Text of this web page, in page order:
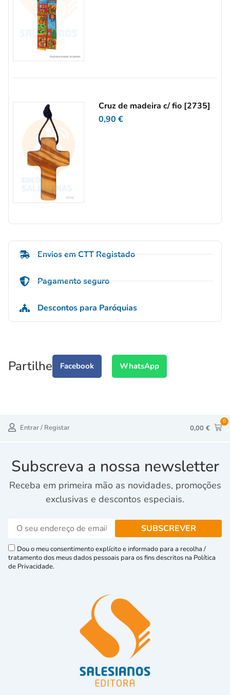
Cruz de madeira c/ fio [2735]
0,90€
Envios em CTT Registado
Pagamento seguro
Descontos para Paróquias
Partilhe Facebook WhatsApp
Entrar / Registar 0,00 €
0
Subscreva a nossa newsletter
Receba em primeira mão as novidades, promoções
exclusivas e descontos especiais.
Dou o meu consentimento explícito e informado para a recolha /
tratamento dos meus dados pessoais para os fins descritos na Política
de Privacidade.